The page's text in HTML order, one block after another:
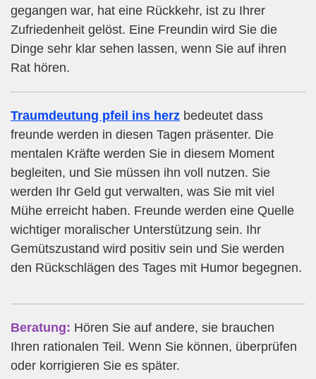
gegangen war, hat eine Rückkehr, ist zu Ihrer
Zufriedenheit gelöst. Eine Freundin wird Sie die
Dinge sehr klar sehen lassen, wenn Sie auf ihren
Rat hören.
Traumdeutung pfeil ins herz bedeutet dass
freunde werden in diesen Tagen präsenter. Die
mentalen Kräfte werden Sie in diesem Moment
begleiten, und Sie müssen ihn voll nutzen. Sie
werden Ihr Geld gut verwalten, was Sie mit viel
Mühe erreicht haben. Freunde werden eine Quelle
wichtiger moralischer Unterstützung sein. Ihr
Gemütszustand wird positiv sein und Sie werden
den Rückschlägen des Tages mit Humor begegnen.
Beratung: Hören Sie auf andere, sie brauchen
Ihren rationalen Teil. Wenn Sie können, überprüfen
oder korrigieren Sie es später.